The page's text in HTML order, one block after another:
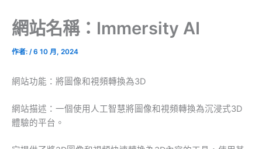
網站名稱：Immersity AI
作者: /6 10 月, 2024
網站功能：將圖像和視頻轉換為3D
網站描述：一個使用人工智慧將圖像和視頻轉換為沉浸式3D
體驗的平台。